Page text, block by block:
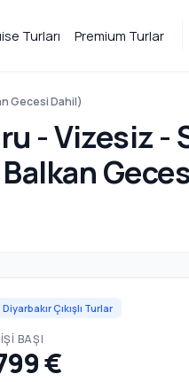
Turları Premium Turlar
Gecesi Dahil)
- Vizesiz -
Diyarbakır Çıkışlı Turlar
BAŞI
€